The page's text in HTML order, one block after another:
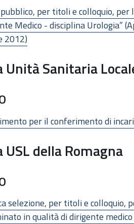
per titoli e colloquio,
Medico - disciplina Urologia”
2012)
Unità Sanitaria
per il conferimento di
USL della Romagna
selezione, per titoli e colloquio,
in qualità di dirigente